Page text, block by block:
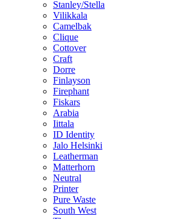
Stanley/Stella
Vilikkala
Camelbak
Clique
Cottover
Craft
Dorre
Finlayson
Firephant
Fiskars
Arabia
Iittala
ID Identity
Jalo Helsinki
Leatherman
Matterhorn
Neutral
Printer
Pure Waste
South West